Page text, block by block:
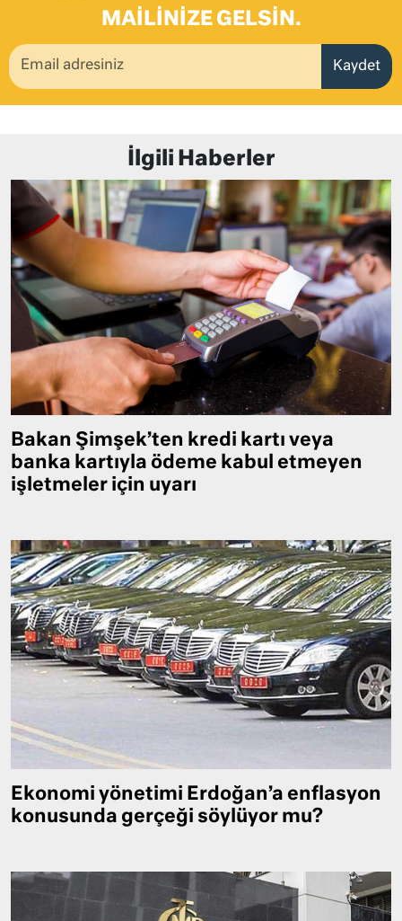
MAILINIZE GELSIN.
Kaydet
İlgili Haberler
Bakan Şimşek’ten kredi kartı veya
banka kartıyla ödeme kabul etmeyen
işletmeler için uyarı
Ekonomi yönetimi Erdoğan’a enflasyon
konusunda gerçeği söylüyor mu?